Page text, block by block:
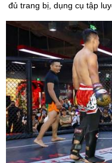
đủ trang bị, dụng cụ tập